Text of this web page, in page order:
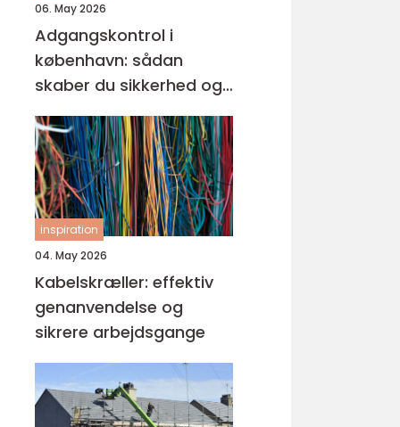
06. May 2026
Adgangskontrol i
københavn: sådan
skaber du sikkerhed og
tryghed i hverdagen
inspiration
04. May 2026
Kabelskræller: effektiv
genanvendelse og
sikrere arbejdsgange